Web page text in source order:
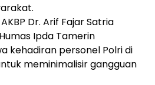
Dr. Arif Fajar Satria
Ipda Tamerin
kehadiran personel Polri di
meminimalisir gangguan